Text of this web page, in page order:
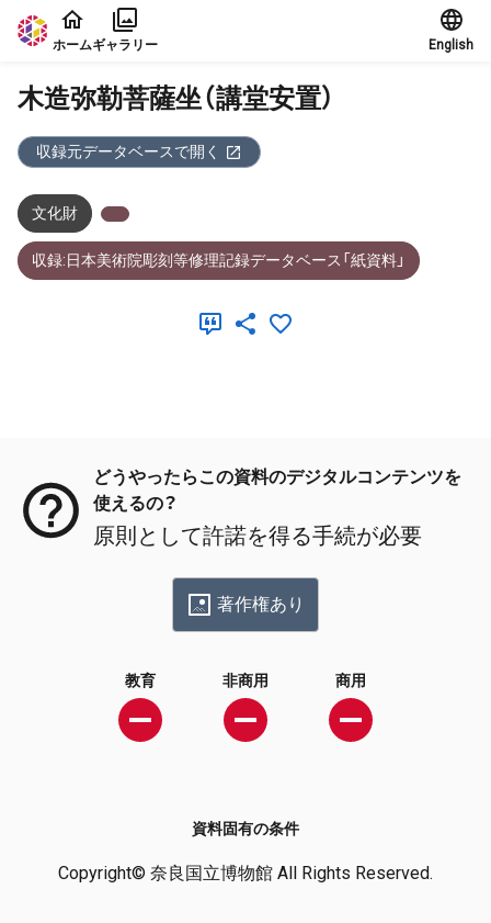
本文に飛ぶ
ホームギャラリー English
木造弥勒菩薩坐（講堂安置）
収録元データベースで開く
文化財
収録:日本美術院彫刻等修理記録データベース「紙資料」
どうやったらこの資料のデジタルコンテンツを
使えるの？
原則として許諾を得る手続が必要
著作権あり
教育 非商用 商用
資料固有の条件
Copyright© 奈良国立博物館 All Rights Reserved.